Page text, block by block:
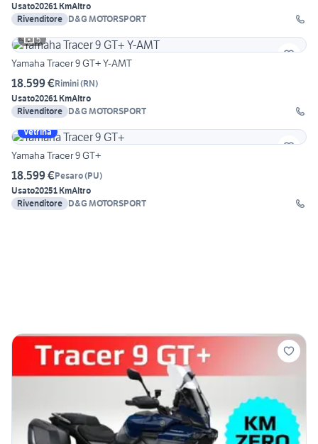
Usato20261 KmAltro
Rivenditore D&G MOTORSPORT
5
Yamaha Tracer 9 GT+ Y-AMT
18.599 €Rimini(RN)
Usato20261 KmAltro
Rivenditore D&G MOTORSPORT
Vetrina
Yamaha Tracer 9 GT+
18.599 €Pesaro(PU)
Usato20251 KmAltro
Rivenditore D&G MOTORSPORT